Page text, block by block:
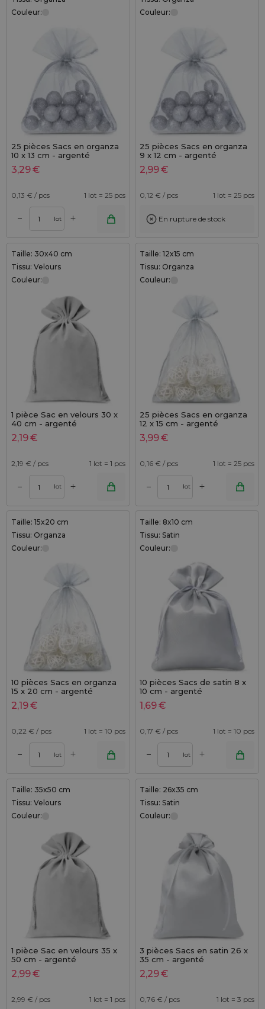
Couleur:
25 pièces Sacs en organza
10 x 13 cm - argenté
3,29€
0,13 € / pcs 1 lot = 25 pcs
– lot +
Couleur:
25 pièces Sacs en organza
9 x 12 cm - argenté
2,99€
0,12 € / pcs 1 lot = 25 pcs
En rupture de stock
Taille: 30x40 cm
Tissu: Velours
Couleur:
1 pièce Sac en velours 30 x
40 cm - argenté
2,19€
2,19 € / pcs 1 lot = 1 pcs
– lot +
Taille: 12x15 cm
Tissu: Organza
Couleur:
25 pièces Sacs en organza
12 x 15 cm - argenté
3,99€
0,16 € / pcs 1 lot = 25 pcs
– lot +
Taille: 15x20 cm
Tissu: Organza
Couleur:
10 pièces Sacs en organza
15 x 20 cm - argenté
2,19€
0,22 € / pcs 1 lot = 10 pcs
– lot +
Taille: 8x10 cm
Tissu: Satin
Couleur:
10 pièces Sacs de satin 8 x
10 cm - argenté
1,69€
0,17 € / pcs 1 lot = 10 pcs
– lot +
Taille: 35x50 cm
Tissu: Velours
Couleur:
1 pièce Sac en velours 35 x
50 cm - argenté
2,99€
2,99 € / pcs 1 lot = 1 pcs
Taille: 26x35 cm
Tissu: Satin
Couleur:
3 pièces Sacs en satin 26 x
35 cm - argenté
2,29€
0,76 € / pcs 1 lot = 3 pcs